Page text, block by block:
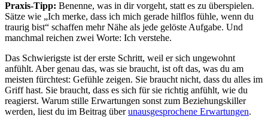
Praxis-Tipp: Benenne, was in dir vorgeht, statt es zu überspielen.
Sätze wie „Ich merke, dass ich mich gerade hilflos fühle, wenn du
traurig bist“ schaffen mehr Nähe als jede gelöste Aufgabe. Und
manchmal reichen zwei Worte: Ich verstehe.
Das Schwierigste ist der erste Schritt, weil er sich ungewohnt
anfühlt. Aber genau das, was sie braucht, ist oft das, was du am
meisten fürchtest: Gefühle zeigen. Sie braucht nicht, dass du alles im
Griff hast. Sie braucht, dass es sich für sie richtig anfühlt, wie du
reagierst. Warum stille Erwartungen sonst zum Beziehungskiller
werden, liest du im Beitrag überunausgesprochene Erwartungen.